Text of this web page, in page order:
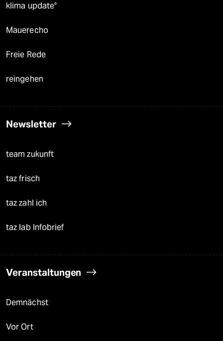
klima update°
Mauerecho
Freie Rede
reingehen
Newsletter
team zukunft
taz frisch
taz zahl ich
taz lab Infobrief
Veranstaltungen
Demnächst
Vor Ort